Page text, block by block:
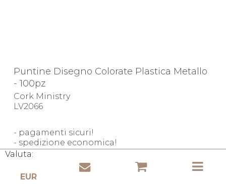
Valuta:
Puntine Disegno Colorate Plastica Metallo
- 100pz
Cork Ministry
LV2066
- pagamenti sicuri!
- spedizione economica!
- consegna rapida!
In stock